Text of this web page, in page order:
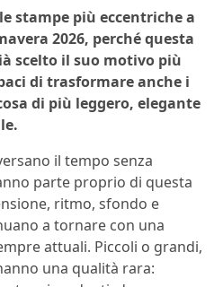
stampe più eccentriche a
2026, perché questa
scelto il suo motivo più
di trasformare anche i
di più leggero, elegante
il tempo senza
parte proprio di questa
ritmo, sfondo e
a tornare con una
attuali. Piccoli o grandi,
una qualità rara: